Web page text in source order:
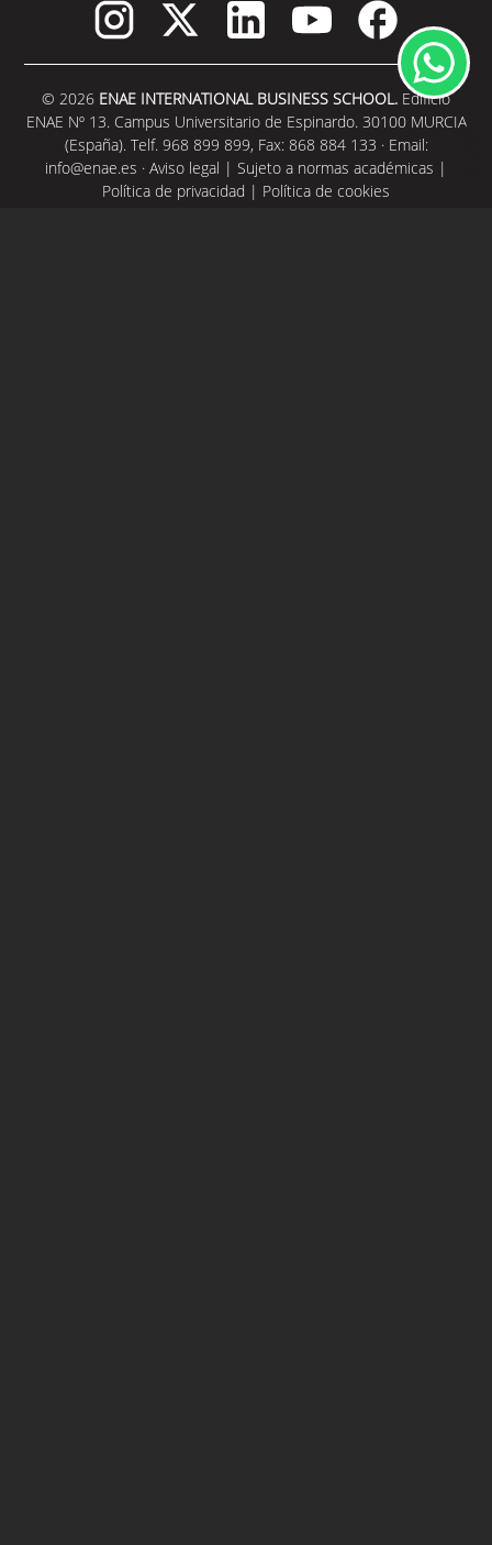
© 2026 ENAE INTERNATIONAL BUSINESS SCHOOL. Edificio
ENAE Nº 13. Campus Universitario de Espinardo. 30100 MURCIA
(España). Telf. 968 899 899, Fax: 868 884 133 · Email:
info@enae.es · Aviso legal | Sujeto a normas académicas |
Política de privacidad | Política de cookies